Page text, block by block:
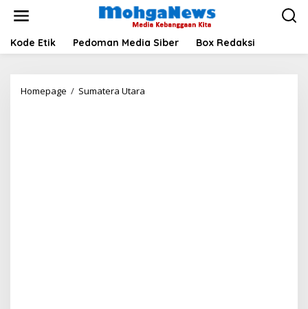
Kode Etik Pedoman Media Siber Box Redaksi
Homepage / Sumatera Utara